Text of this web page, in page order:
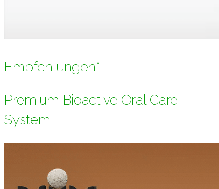
Empfehlungen*
Premium Bioactive Oral Care
System